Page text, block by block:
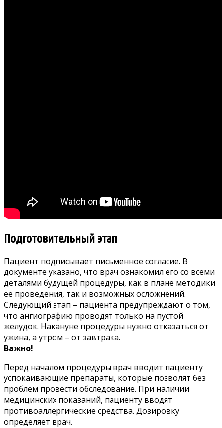
Подготовительный этап
Пациент подписывает письменное согласие. В
документе указано, что врач ознакомил его со всеми
деталями будущей процедуры, как в плане методики
ее проведения, так и возможных осложнений.
Следующий этап – пациента предупреждают о том,
что ангиографию проводят только на пустой
желудок. Накануне процедуры нужно отказаться от
ужина, а утром – от завтрака.
Важно!
Перед началом процедуры врач вводит пациенту
успокаивающие препараты, которые позволят без
проблем провести обследование. При наличии
медицинских показаний, пациенту вводят
противоаллергические средства. Дозировку
определяет врач.